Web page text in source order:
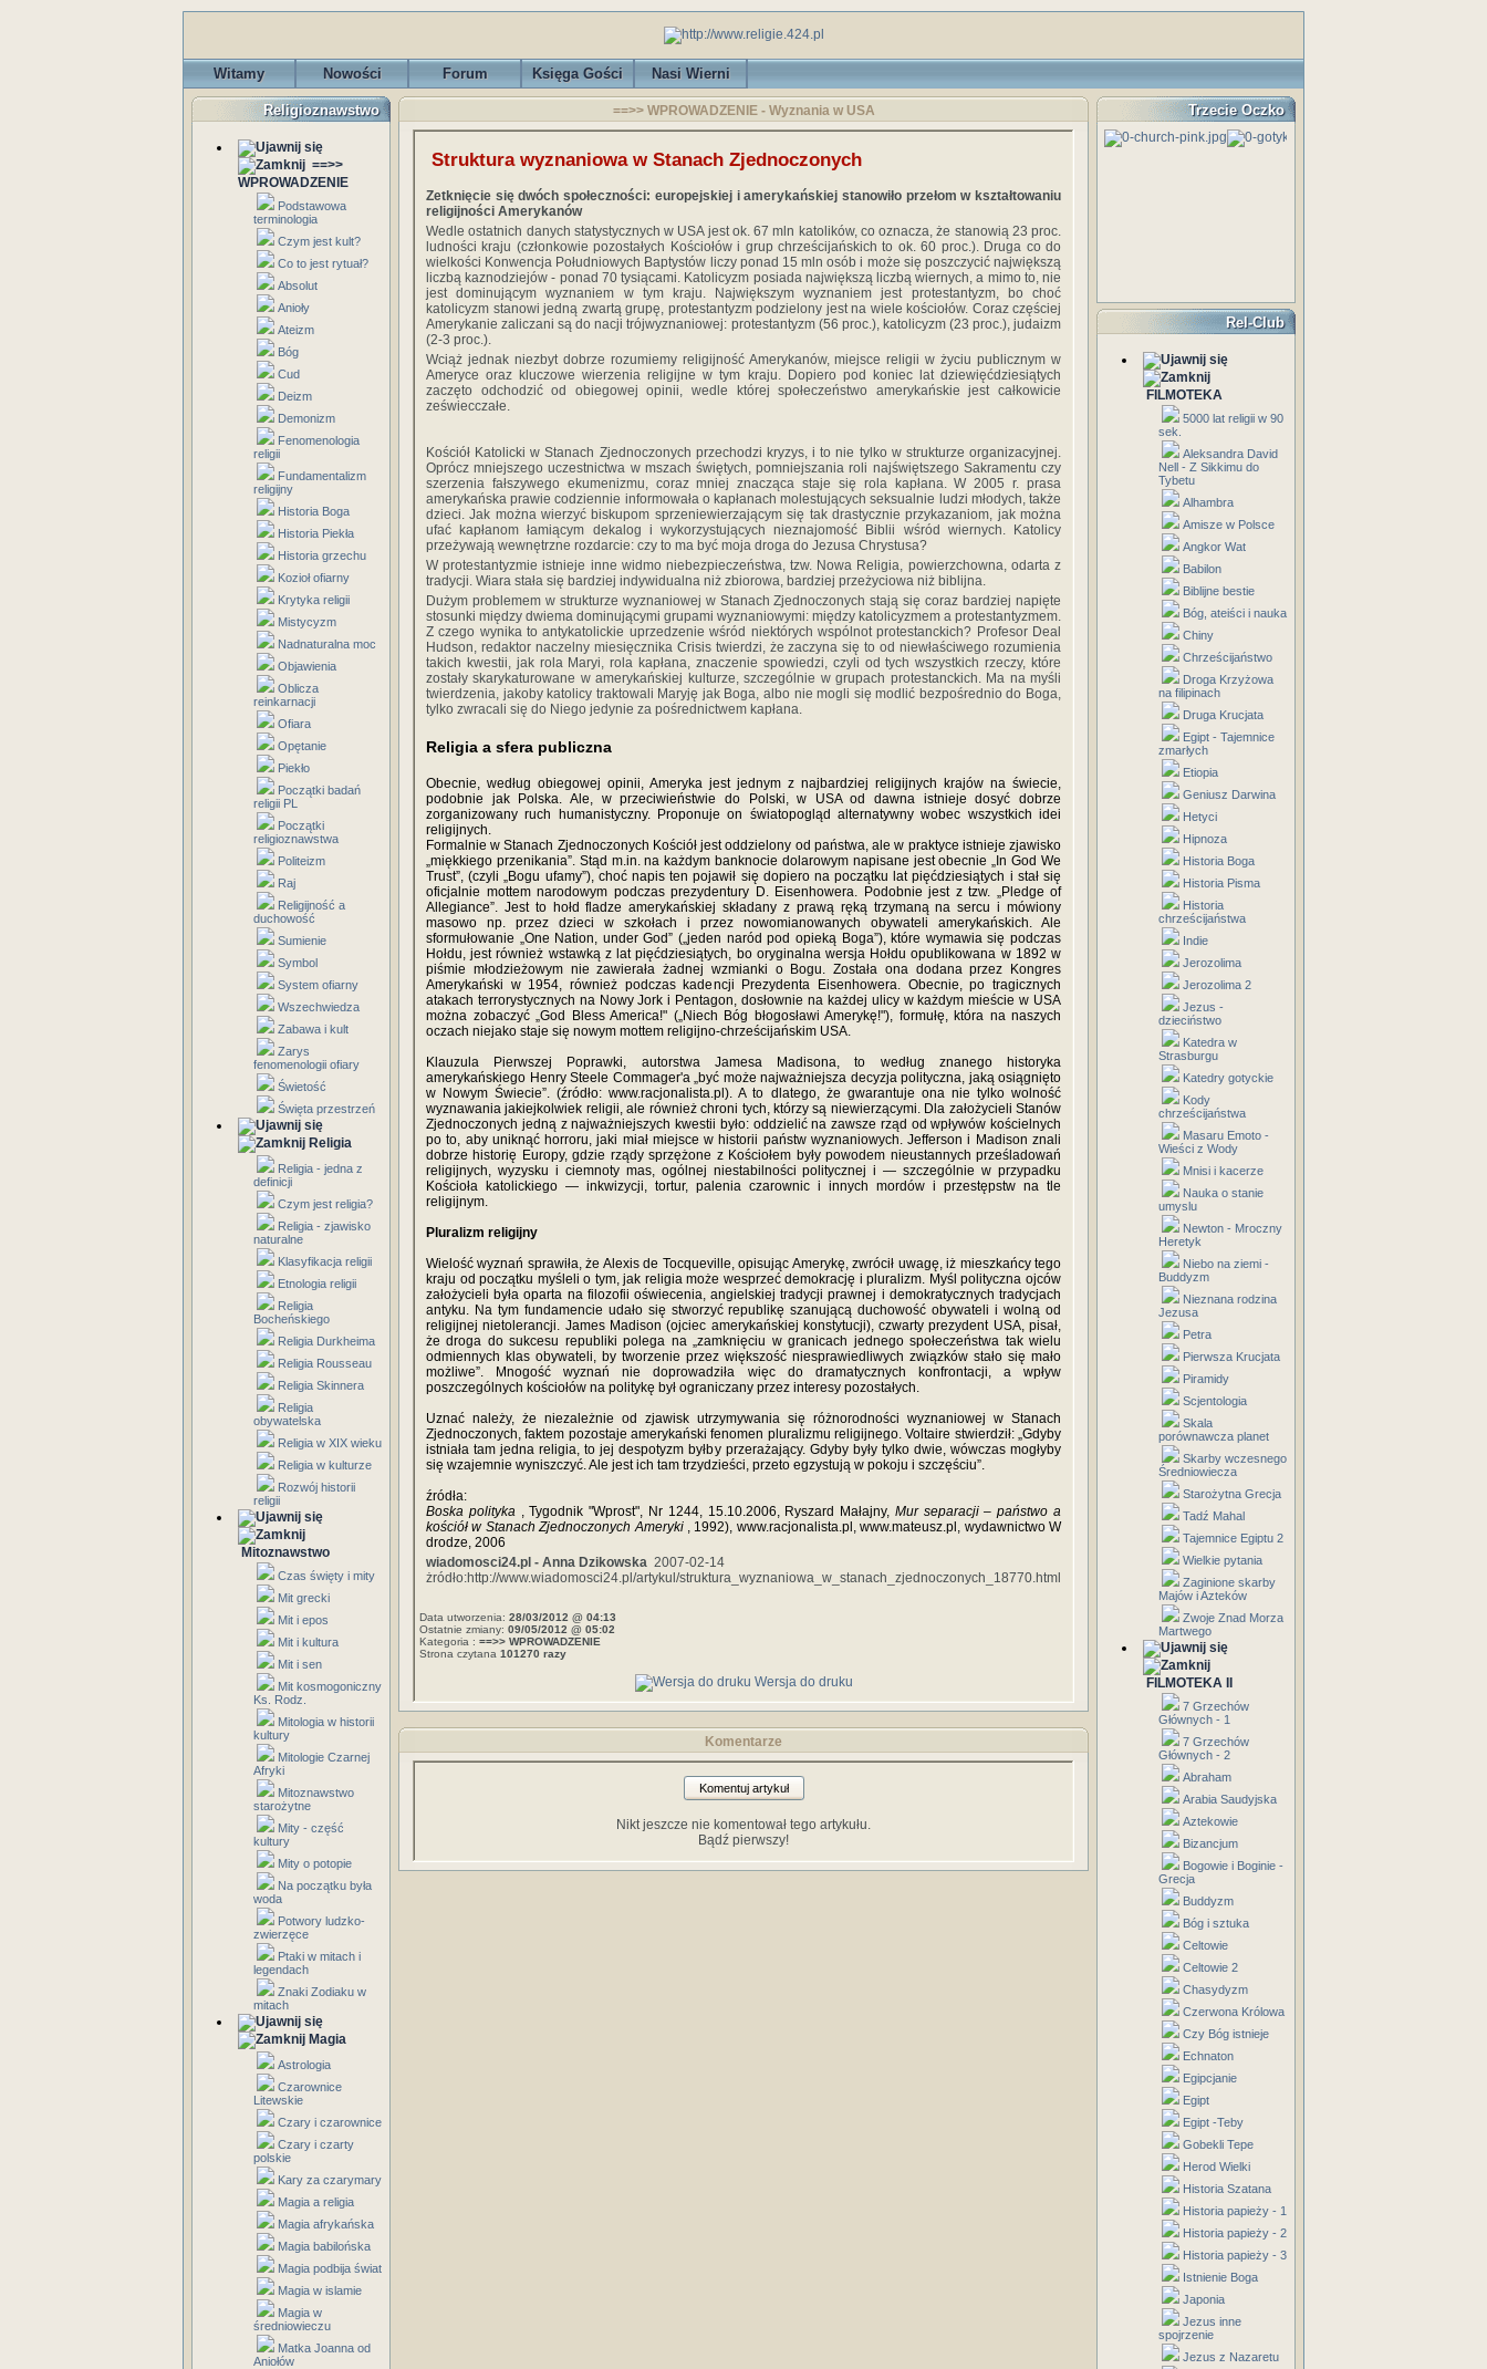
Witamy Nowości Forum Księga Gości Nasi Wierni
Religioznawstwo
==>>
WPROWADZENIE
Podstawowa
terminologia
Czym jest kult?
Co to jest rytuał?
Absolut
Anioły
Ateizm
Bóg
Cud
Deizm
Demonizm
Fenomenologia
religii
Fundamentalizm
religijny
Historia Boga
Historia Piekła
Historia grzechu
Kozioł ofiarny
Krytyka religii
Mistycyzm
Nadnaturalna moc
Objawienia
Oblicza
reinkarnacji
Ofiara
Opętanie
Piekło
Początki badań
religii PL
Początki
religioznawstwa
Politeizm
Raj
Religijność a
duchowość
Sumienie
Symbol
System ofiarny
Wszechwiedza
Zabawa i kult
Zarys
fenomenologii ofiary
Świetość
Święta przestrzeń
Religia
Religia - jedna z
definicji
Czym jest religia?
Religia - zjawisko
naturalne
Klasyfikacja religii
Etnologia religii
Religia
Bocheńskiego
Religia Durkheima
Religia Rousseau
Religia Skinnera
Religia
obywatelska
Religia w XIX wieku
Religia w kulturze
Rozwój historii
religii
Mitoznawstwo
Czas święty i mity
Mit grecki
Mit i epos
Mit i kultura
Mit i sen
Mit kosmogoniczny
Ks. Rodz.
Mitologia w historii
kultury
Mitologie Czarnej
Afryki
Mitoznawstwo
starożytne
Mity - część
kultury
Mity o potopie
Na początku była
woda
Potwory ludzko-
zwierzęce
Ptaki w mitach i
legendach
Znaki Zodiaku w
mitach
Magia
Astrologia
Czarownice
Litewskie
Czary i czarownice
Czary i czarty
polskie
Kary za czarymary
Magia a religia
Magia afrykańska
Magia babilońska
Magia podbija świat
Magia w islamie
Magia w
średniowieczu
Matka Joanna od
Aniołów
==>> WPROWADZENIE - Wyznania w USA
Struktura wyznaniowa w Stanach Zjednoczonych
Zetknięcie się dwóch społeczności: europejskiej i amerykańskiej stanowiło przełom w kształtowaniu
religijności Amerykanów
Wedle ostatnich danych statystycznych w USA jest ok. 67 mln katolików, co oznacza, że stanowią 23 proc.
ludności kraju (członkowie pozostałych Kościołów i grup chrześcijańskich to ok. 60 proc.). Druga co do
wielkości Konwencja Południowych Baptystów liczy ponad 15 mln osób i może się poszczycić największą
liczbą kaznodziejów - ponad 70 tysiącami. Katolicyzm posiada największą liczbą wiernych, a mimo to, nie
jest dominującym wyznaniem w tym kraju. Największym wyznaniem jest protestantyzm, bo choć
katolicyzm stanowi jedną zwartą grupę, protestantyzm podzielony jest na wiele kościołów. Coraz częściej
Amerykanie zaliczani są do nacji trójwyznaniowej: protestantyzm (56 proc.), katolicyzm (23 proc.), judaizm
(2-3 proc.).
Wciąż jednak niezbyt dobrze rozumiemy religijność Amerykanów, miejsce religii w życiu publicznym w
Ameryce oraz kluczowe wierzenia religijne w tym kraju. Dopiero pod koniec lat dziewięćdziesiątych
zaczęto odchodzić od obiegowej opinii, wedle której społeczeństwo amerykańskie jest całkowicie
zeświecczałe.
Kościół Katolicki w Stanach Zjednoczonych przechodzi kryzys, i to nie tylko w strukturze organizacyjnej.
Oprócz mniejszego uczestnictwa w mszach świętych, pomniejszania roli najświętszego Sakramentu czy
szerzenia fałszywego ekumenizmu, coraz mniej znacząca staje się rola kapłana. W 2005 r. prasa
amerykańska prawie codziennie informowała o kapłanach molestujących seksualnie ludzi młodych, także
dzieci. Jak można wierzyć biskupom sprzeniewierzającym się tak drastycznie przykazaniom, jak można
ufać kapłanom łamiącym dekalog i wykorzystujących nieznajomość Biblii wśród wiernych. Katolicy
przeżywają wewnętrzne rozdarcie: czy to ma być moja droga do Jezusa Chrystusa?
W protestantyzmie istnieje inne widmo niebezpieczeństwa, tzw. Nowa Religia, powierzchowna, odarta z
tradycji. Wiara stała się bardziej indywidualna niż zbiorowa, bardziej przeżyciowa niż biblijna.
Dużym problemem w strukturze wyznaniowej w Stanach Zjednoczonych stają się coraz bardziej napięte
stosunki między dwiema dominującymi grupami wyznaniowymi: między katolicyzmem a protestantyzmem.
Z czego wynika to antykatolickie uprzedzenie wśród niektórych wspólnot protestanckich? Profesor Deal
Hudson, redaktor naczelny miesięcznika Crisis twierdzi, że zaczyna się to od niewłaściwego rozumienia
takich kwestii, jak rola Maryi, rola kapłana, znaczenie spowiedzi, czyli od tych wszystkich rzeczy, które
zostały skarykaturowane w amerykańskiej kulturze, szczególnie w grupach protestanckich. Ma na myśli
twierdzenia, jakoby katolicy traktowali Maryję jak Boga, albo nie mogli się modlić bezpośrednio do Boga,
tylko zwracali się do Niego jedynie za pośrednictwem kapłana.
Religia a sfera publiczna
Obecnie, według obiegowej opinii, Ameryka jest jednym z najbardziej religijnych krajów na świecie,
podobnie jak Polska. Ale, w przeciwieństwie do Polski, w USA od dawna istnieje dosyć dobrze
zorganizowany ruch humanistyczny. Proponuje on światopogląd alternatywny wobec wszystkich idei
religijnych.
Formalnie w Stanach Zjednoczonych Kościół jest oddzielony od państwa, ale w praktyce istnieje zjawisko
„miękkiego przenikania”. Stąd m.in. na każdym banknocie dolarowym napisane jest obecnie „In God We
Trust”, (czyli „Bogu ufamy”), choć napis ten pojawił się dopiero na początku lat pięćdziesiątych i stał się
oficjalnie mottem narodowym podczas prezydentury D. Eisenhowera. Podobnie jest z tzw. „Pledge of
Allegiance”. Jest to hołd fladze amerykańskiej składany z prawą ręką trzymaną na sercu i mówiony
masowo np. przez dzieci w szkołach i przez nowomianowanych obywateli amerykańskich. Ale
sformułowanie „One Nation, under God” („jeden naród pod opieką Boga”), które wymawia się podczas
Hołdu, jest również wstawką z lat pięćdziesiątych, bo oryginalna wersja Hołdu opublikowana w 1892 w
piśmie młodzieżowym nie zawierała żadnej wzmianki o Bogu. Została ona dodana przez Kongres
Amerykański w 1954, również podczas kadencji Prezydenta Eisenhowera. Obecnie, po tragicznych
atakach terrorystycznych na Nowy Jork i Pentagon, dosłownie na każdej ulicy w każdym mieście w USA
można zobaczyć „God Bless America!" („Niech Bóg błogosławi Amerykę!"), formułę, która na naszych
oczach niejako staje się nowym mottem religijno-chrześcijańskim USA.
Klauzula Pierwszej Poprawki, autorstwa Jamesa Madisona, to według znanego historyka
amerykańskiego Henry Steele Commager'a „być może najważniejsza decyzja polityczna, jaką osiągnięto
w Nowym Świecie”. (źródło: www.racjonalista.pl). A to dlatego, że gwarantuje ona nie tylko wolność
wyznawania jakiejkolwiek religii, ale również chroni tych, którzy są niewierzącymi. Dla założycieli Stanów
Zjednoczonych jedną z najważniejszych kwestii było: oddzielić na zawsze rząd od wpływów kościelnych
po to, aby uniknąć horroru, jaki miał miejsce w historii państw wyznaniowych. Jefferson i Madison znali
dobrze historię Europy, gdzie rządy sprzężone z Kościołem były powodem nieustannych prześladowań
religijnych, wyzysku i ciemnoty mas, ogólnej niestabilności politycznej i — szczególnie w przypadku
Kościoła katolickiego — inkwizycji, tortur, palenia czarownic i innych mordów i przestępstw na tle
religijnym.
Pluralizm religijny
Wielość wyznań sprawiła, że Alexis de Tocqueville, opisując Amerykę, zwrócił uwagę, iż mieszkańcy tego
kraju od początku myśleli o tym, jak religia może wesprzeć demokrację i pluralizm. Myśl polityczna ojców
założycieli była oparta na filozofii oświecenia, angielskiej tradycji prawnej i demokratycznych tradycjach
antyku. Na tym fundamencie udało się stworzyć republikę szanującą duchowość obywateli i wolną od
religijnej nietolerancji. James Madison (ojciec amerykańskiej konstytucji), czwarty prezydent USA, pisał,
że droga do sukcesu republiki polega na „zamknięciu w granicach jednego społeczeństwa tak wielu
odmiennych klas obywateli, by tworzenie przez większość niesprawiedliwych związków stało się mało
możliwe”. Mnogość wyznań nie doprowadziła więc do dramatycznych konfrontacji, a wpływ
poszczególnych kościołów na politykę był ograniczany przez interesy pozostałych.
Uznać należy, że niezależnie od zjawisk utrzymywania się różnorodności wyznaniowej w Stanach
Zjednoczonych, faktem pozostaje amerykański fenomen pluralizmu religijnego. Voltaire stwierdził: „Gdyby
istniała tam jedna religia, to jej despotyzm byłby przerażający. Gdyby były tylko dwie, wówczas mogłyby
się wzajemnie wyniszczyć. Ale jest ich tam trzydzieści, przeto egzystują w pokoju i szczęściu”.
źródła:
Boska polityka , Tygodnik "Wprost", Nr 1244, 15.10.2006, Ryszard Małajny, Mur separacji – państwo a
kościół w Stanach Zjednoczonych Ameryki , 1992), www.racjonalista.pl, www.mateusz.pl, wydawnictwo W
drodze, 2006
wiadomosci24.pl - Anna Dzikowska 2007-02-14
żródło:http://www.wiadomosci24.pl/artykul/struktura_wyznaniowa_w_stanach_zjednoczonych_18770.html
Data utworzenia: 28/03/2012 @ 04:13
Ostatnie zmiany: 09/05/2012 @ 05:02
Kategoria : ==>> WPROWADZENIE
Strona czytana 101270 razy
Wersja do druku
Komentarze
Komentuj artykuł
Nikt jeszcze nie komentował tego artykułu.
Bądź pierwszy!
Trzecie Oczko
Rel-Club
FILMOTEKA
5000 lat religii w 90
sek.
Aleksandra David
Nell - Z Sikkimu do
Tybetu
Alhambra
Amisze w Polsce
Angkor Wat
Babilon
Biblijne bestie
Bóg, ateiści i nauka
Chiny
Chrześcijaństwo
Droga Krzyżowa
na filipinach
Druga Krucjata
Egipt - Tajemnice
zmarłych
Etiopia
Geniusz Darwina
Hetyci
Hipnoza
Historia Boga
Historia Pisma
Historia
chrześcijaństwa
Indie
Jerozolima
Jerozolima 2
Jezus -
dzieciństwo
Katedra w
Strasburgu
Katedry gotyckie
Kody
chrześcijaństwa
Masaru Emoto -
Wieści z Wody
Mnisi i kacerze
Nauka o stanie
umyslu
Newton - Mroczny
Heretyk
Niebo na ziemi -
Buddyzm
Nieznana rodzina
Jezusa
Petra
Pierwsza Krucjata
Piramidy
Scjentologia
Skala
porównawcza planet
Skarby wczesnego
Średniowiecza
Starożytna Grecja
Tadź Mahal
Tajemnice Egiptu 2
Wielkie pytania
Zaginione skarby
Majów i Azteków
Zwoje Znad Morza
Martwego
FILMOTEKA II
7 Grzechów
Głównych - 1
7 Grzechów
Głównych - 2
Abraham
Arabia Saudyjska
Aztekowie
Bizancjum
Bogowie i Boginie -
Grecja
Buddyzm
Bóg i sztuka
Celtowie
Celtowie 2
Chasydyzm
Czerwona Królowa
Czy Bóg istnieje
Echnaton
Egipcjanie
Egipt
Egipt -Teby
Gobekli Tepe
Herod Wielki
Historia Szatana
Historia papieży - 1
Historia papieży - 2
Historia papieży - 3
Istnienie Boga
Japonia
Jezus inne
spojrzenie
Jezus z Nazaretu